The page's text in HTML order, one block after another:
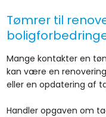
Tømrer til
Mange kontakter en
kan være en
eller en opdatering af
Handler opgaven om